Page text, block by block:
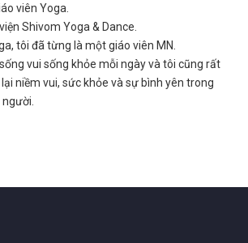
viên Yoga.
Shivom Yoga & Dance.
tôi đã từng là một giáo viên MN.
vui sống khỏe mỗi ngày và tôi cũng rất
niềm vui, sức khỏe và sự bình yên trong